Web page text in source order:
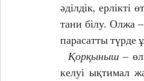
әділдік, ерлікті
тани білу. Олжа ‒
парасатты түрде
  Қорқыныш
‒
келуі ықтимал